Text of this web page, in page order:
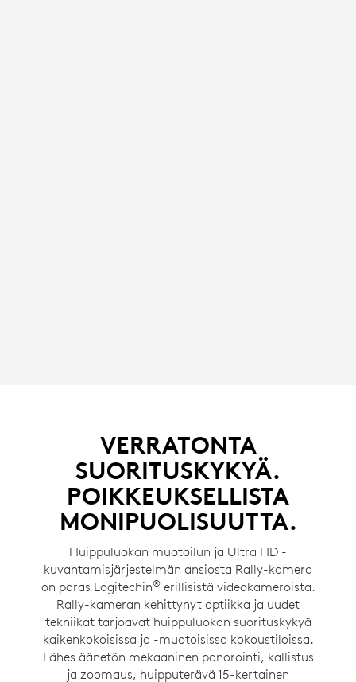
VERRATONTA
SUORITUSKYKYÄ.
POIKKEUKSELLISTA
MONIPUOLISUUTTA.
Huippuluokan muotoilun ja Ultra HD -
kuvantamisjärjestelmän ansiosta Rally-kamera
on paras Logitechin®erillisistä videokameroista.
Rally-kameran kehittynyt optiikka ja uudet
tekniikat tarjoavat huippuluokan suorituskykyä
kaikenkokoisissa ja -muotoisissa kokoustiloissa.
Lähes äänetön mekaaninen panorointi, kallistus
ja zoomaus, huipputerävä 15-kertainen